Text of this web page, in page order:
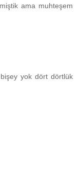
ama muhteşem
yok dört dörtlük